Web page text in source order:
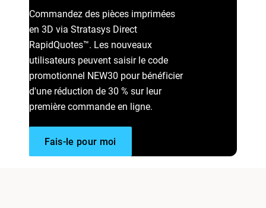
Commandez des pièces imprimées
en 3D via Stratasys Direct
RapidQuotes™. Les nouveaux
utilisateurs peuvent saisir le code
promotionnel NEW30 pour bénéficier
d'une réduction de 30 % sur leur
première commande en ligne.
Fais-le pour moi